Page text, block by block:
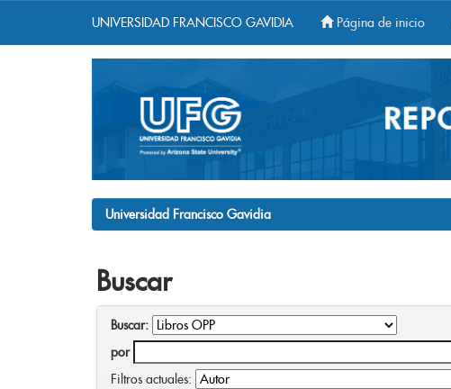
UNIVERSIDAD FRANCISCO GAVIDIA Página de inicio
Universidad Francisco Gavidia
Buscar
Buscar:
por
Filtros actuales: